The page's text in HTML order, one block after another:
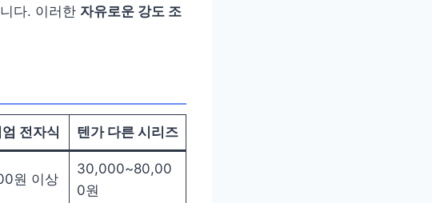
다. 이러한 자유로운 강도 조
전자식 텐가 다른 시리즈
원 이상
30,000~80,00
0원